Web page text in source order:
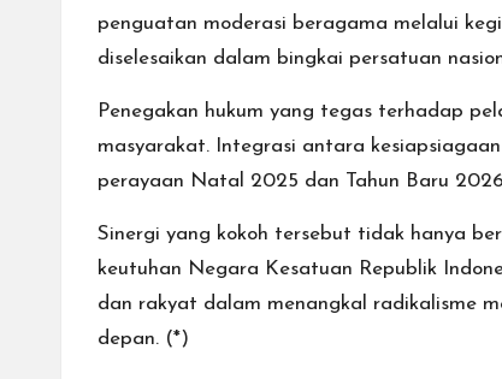
penguatan moderasi beragama melalui
diselesaikan dalam bingkai persatuan
Penegakan hukum yang tegas terhadap
masyarakat. Integrasi antara
perayaan Natal 2025 dan Tahun Baru
Sinergi yang kokoh tersebut tidak hanya
keutuhan Negara Kesatuan Republik
dan rakyat dalam menangkal radikalisme
depan. (*)